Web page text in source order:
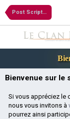
Post Scriptum
Bienvenue sur le
Si vous appréciez le
nous vous invitons à
pourrez ainsi